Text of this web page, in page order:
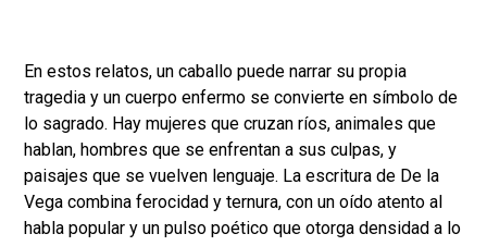
En estos relatos, un caballo puede narrar su propia
tragedia y un cuerpo enfermo se convierte en símbolo de
lo sagrado. Hay mujeres que cruzan ríos, animales que
hablan, hombres que se enfrentan a sus culpas, y
paisajes que se vuelven lenguaje. La escritura de De la
Vega combina ferocidad y ternura, con un oído atento al
habla popular y un pulso poético que otorga densidad a lo